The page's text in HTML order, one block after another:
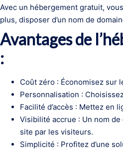
Avec un hébergement gratuit,
plus, disposer d’un nom de
Avantages de
:
Coût zéro : Économisez sur
Personnalisation :
Facilité d’accès : Mettez en
Visibilité accrue : Un nom
site par les visiteurs.
Simplicité : Profitez d’une